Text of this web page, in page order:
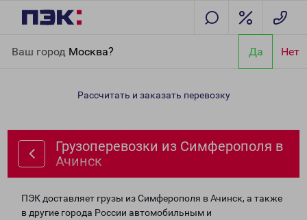
Ваш город Москва? Да Нет
Ачинск
Рассчитать и заказать перевозку
Грузоперевозки из Симферополя в
Ачинск
ПЭК доставляет грузы из Симферополя в Ачинск, а также
в другие города России автомобильным и